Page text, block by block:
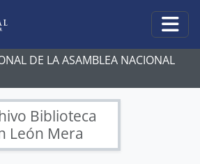
DE LA ASAMBLEA NACIONAL
Biblioteca
León Mera